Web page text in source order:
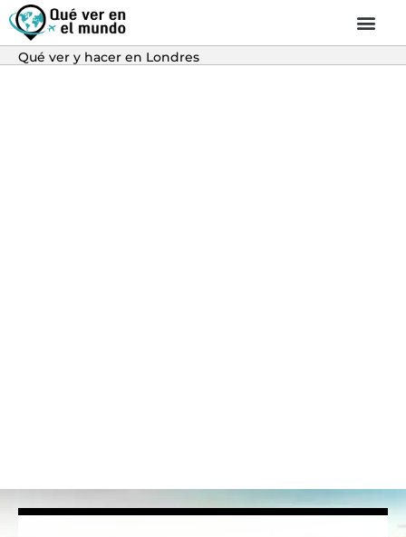
Qué ver y hacer en Londres